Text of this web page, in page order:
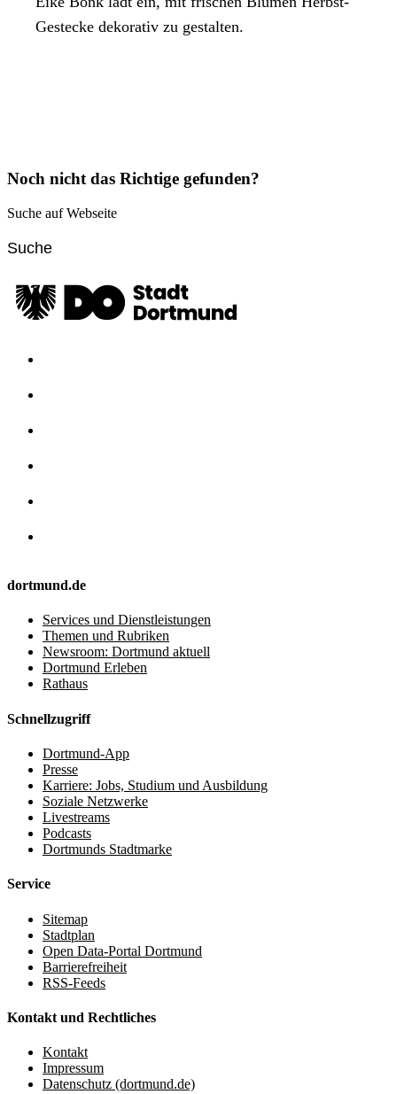
Gestecke dekorativ zu gestalten.
Noch nicht das Richtige gefunden?
Suche auf Webseite
dortmund.de
Services und Dienstleistungen
Themen und Rubriken
Newsroom: Dortmund aktuell
Dortmund Erleben
Rathaus
Schnellzugriff
Dortmund-App
Presse
Karriere: Jobs, Studium und Ausbildung
Soziale Netzwerke
Livestreams
Podcasts
Dortmunds Stadtmarke
Service
Sitemap
Stadtplan
Open Data-Portal Dortmund
Barrierefreiheit
RSS-Feeds
Kontakt und Rechtliches
Kontakt
Impressum
Datenschutz (dortmund.de)